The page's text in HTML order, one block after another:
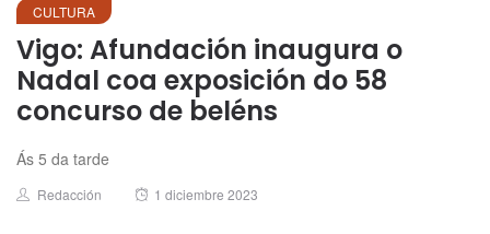
CULTURA
Vigo: Afundación inaugura o
Nadal coa exposición do 58
concurso de beléns
Ás 5 da tarde
Author
Redacción
Posted
1 diciembre 2023